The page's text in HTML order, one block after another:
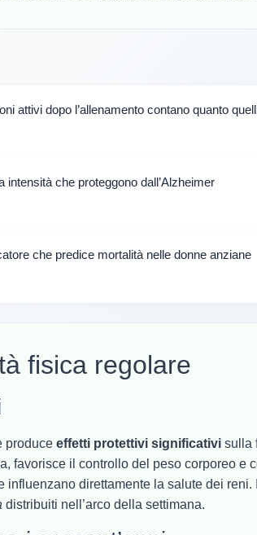
attivi dopo l’allenamento contano quanto
che proteggono dall’Alzheimer
che predice mortalità nelle donne anziane
fisica regolare
produce effetti protettivi significativi sulla
favorisce il controllo del peso corporeo e
influenzano direttamente la salute dei
distribuiti nell’arco della settimana.